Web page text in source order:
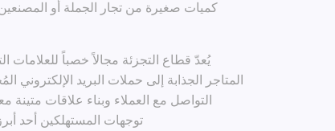
كميات صغيرة من تجار الجملة أو
يُعدّ قطاع التجزئة مجالاً خصباً
المتاجر الجذابة إلى حملات البريد
التواصل مع العملاء وبناء علاقات
توجهات المستهلكين أحد